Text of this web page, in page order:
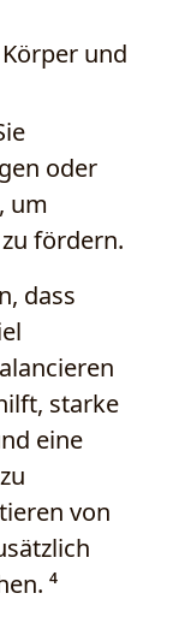
und
oder
um
fördern.
dass
starke
eine
von
⁴